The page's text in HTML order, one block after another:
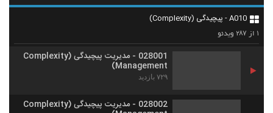
A010 - پیچیدگی (Complexity)
۱ از ۲۸۷ ویدئو
028001 - مدیریت پیچیدگی (Complexity
Management)
۷۲۹ بازدید
028002 - مدیریت پیچیدگی (Complexity